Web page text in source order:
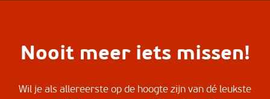
Nooit meer iets missen!
Wil je als allereerste op de hoogte zijn van dé leukste